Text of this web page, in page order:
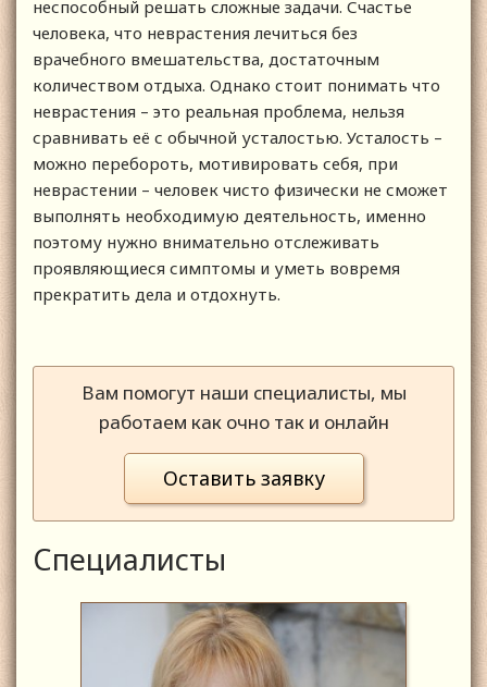
неспособный решать сложные задачи. Счастье
человека, что неврастения лечиться без
врачебного вмешательства, достаточным
количеством отдыха. Однако стоит понимать что
неврастения – это реальная проблема, нельзя
сравнивать её с обычной усталостью. Усталость –
можно перебороть, мотивировать себя, при
неврастении – человек чисто физически не сможет
выполнять необходимую деятельность, именно
поэтому нужно внимательно отслеживать
проявляющиеся симптомы и уметь вовремя
прекратить дела и отдохнуть.
Вам помогут наши специалисты, мы
работаем как очно так и онлайн
Оставить заявку
Специалисты